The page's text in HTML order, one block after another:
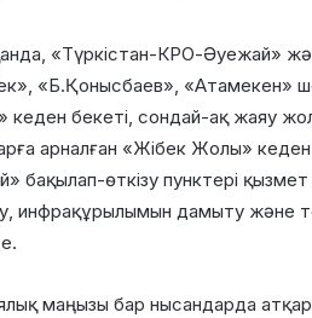
«Түркістан-КРО-Әуежай»
«Б.Қонысбаев», «Атамекен»
кеден бекеті, сондай-ақ жаяу
арналған «Жібек Жолы»
бақылап-өткізу пунктері
инфрақұрылымын дамыту және
маңызы бар нысандарда